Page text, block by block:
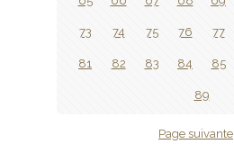
73 74 75 76 77
81 82 83 84 85
89
Page suivante